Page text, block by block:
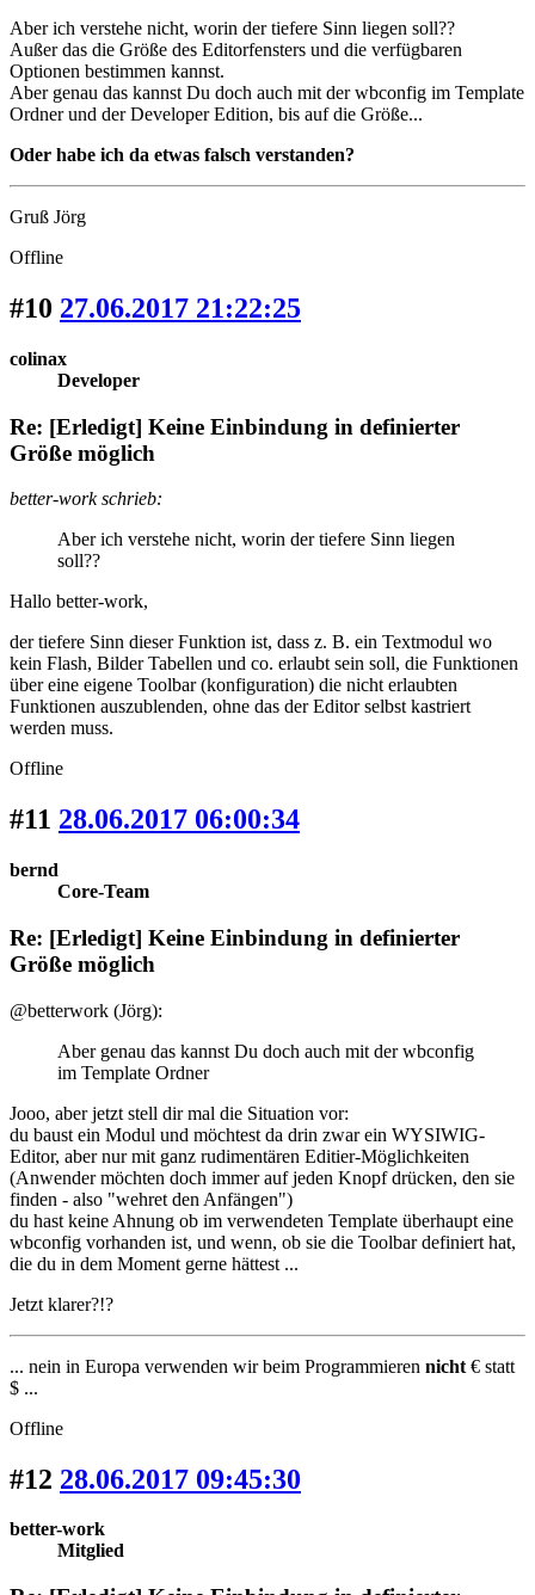
Aber ich verstehe nicht, worin der tiefere Sinn liegen soll??
Außer das die Größe des Editorfensters und die verfügbaren
Optionen bestimmen kannst.
Aber genau das kannst Du doch auch mit der wbconfig im Template
Ordner und der Developer Edition, bis auf die Größe...
Oder habe ich da etwas falsch verstanden?
Gruß Jörg
Offline
#10 27.06.2017 21:22:25
colinax
Developer
Re: [Erledigt] Keine Einbindung in definierter
Größe möglich
better-work schrieb:
Aber ich verstehe nicht, worin der tiefere Sinn liegen
soll??
Hallo better-work,
der tiefere Sinn dieser Funktion ist, dass z. B. ein Textmodul wo
kein Flash, Bilder Tabellen und co. erlaubt sein soll, die Funktionen
über eine eigene Toolbar (konfiguration) die nicht erlaubten
Funktionen auszublenden, ohne das der Editor selbst kastriert
werden muss.
Offline
#11 28.06.2017 06:00:34
bernd
Core-Team
Re: [Erledigt] Keine Einbindung in definierter
Größe möglich
@betterwork (Jörg):
Aber genau das kannst Du doch auch mit der wbconfig
im Template Ordner
Jooo, aber jetzt stell dir mal die Situation vor:
du baust ein Modul und möchtest da drin zwar ein WYSIWIG-
Editor, aber nur mit ganz rudimentären Editier-Möglichkeiten
(Anwender möchten doch immer auf jeden Knopf drücken, den sie
finden - also "wehret den Anfängen")
du hast keine Ahnung ob im verwendeten Template überhaupt eine
wbconfig vorhanden ist, und wenn, ob sie die Toolbar definiert hat,
die du in dem Moment gerne hättest ...
Jetzt klarer?!?
... nein in Europa verwenden wir beim Programmieren nicht € statt
$ ...
Offline
#12 28.06.2017 09:45:30
better-work
Mitglied